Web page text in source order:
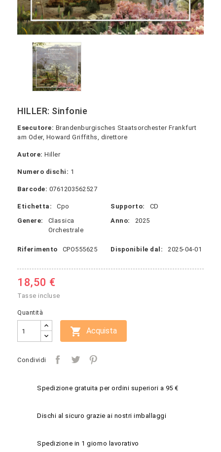
HILLER: Sinfonie
Esecutore: Brandenburgisches Staatsorchester Frankfurt
am Oder, Howard Griffiths, direttore
Autore: Hiller
Numero dischi: 1
Barcode: 0761203562527
Etichetta: Cpo Supporto:
CD
Genere:
Classica
Orchestrale
Anno: 2025
Riferimento CPO555625 Disponibile dal: 2025-04-01
18,50 €
Tasse incluse
Quantità
 Acquista
Condividi
Spedizione gratuita per ordini superiori a 95 €
Dischi al sicuro grazie ai nostri imballaggi
Spedizione in 1 giorno lavorativo